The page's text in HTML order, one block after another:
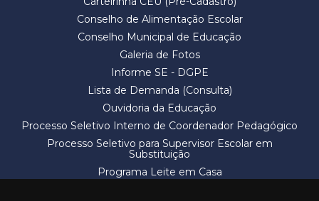
Conselho de Alimentação Escolar
Conselho Municipal de Educação
Galeria de Fotos
Informe SE - DGPE
Lista de Demanda (Consulta)
Ouvidoria da Educação
Processo Seletivo Interno de Coordenador Pedagógico
Processo Seletivo para Supervisor Escolar em
Substituição
Programa Leite em Casa